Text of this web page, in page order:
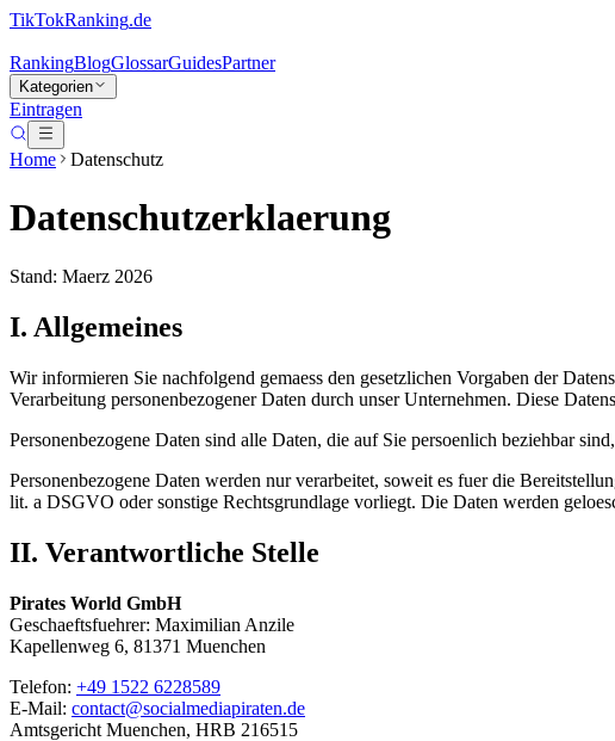
TikTokRanking.de
RankingBlogGlossarGuidesPartner
Kategorien
Eintragen
Home Datenschutz
Datenschutzerklaerung
Stand: Maerz 2026
I. Allgemeines
Wir informieren Sie nachfolgend gemaess den gesetzlichen Vorgaben der
Verarbeitung personenbezogener Daten durch unser Unternehmen. Diese
Personenbezogene Daten sind alle Daten, die auf Sie persoenlich beziehbar
Personenbezogene Daten werden nur verarbeitet, soweit es fuer die
lit. a DSGVO oder sonstige Rechtsgrundlage vorliegt. Die Daten werden
II. Verantwortliche Stelle
Pirates World GmbH
Geschaeftsfuehrer: Maximilian Anzile
Kapellenweg 6, 81371 Muenchen
Telefon: +49 1522 6228589
E-Mail: contact@socialmediapiraten.de
Amtsgericht Muenchen, HRB 216515